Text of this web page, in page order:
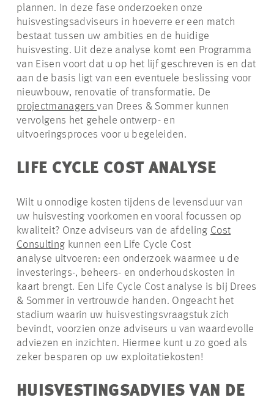
plannen. In deze fase onderzoeken onze
huisvestingsadviseurs in hoeverre er een match
bestaat tussen uw ambities en de huidige
huisvesting. Uit deze analyse komt een Programma
van Eisen voort dat u op het lijf geschreven is en dat
aan de basis ligt van een eventuele beslissing voor
nieuwbouw, renovatie of transformatie. De
projectmanagersvan Drees & Sommer kunnen
vervolgens het gehele ontwerp- en
uitvoeringsproces voor u begeleiden.
LIFE CYCLE COST ANALYSE
Wilt u onnodige kosten tijdens de levensduur van
uw huisvesting voorkomen en vooral focussen op
kwaliteit? Onze adviseurs van de afdeling Cost
Consulting kunnen een Life Cycle Cost
analyse uitvoeren: een onderzoek waarmee u de
investerings-, beheers- en onderhoudskosten in
kaart brengt. Een Life Cycle Cost analyse is bij Drees
& Sommer in vertrouwde handen. Ongeacht het
stadium waarin uw huisvestingsvraagstuk zich
bevindt, voorzien onze adviseurs u van waardevolle
adviezen en inzichten. Hiermee kunt u zo goed als
zeker besparen op uw exploitatiekosten!
HUISVESTINGSADVIES VAN DE